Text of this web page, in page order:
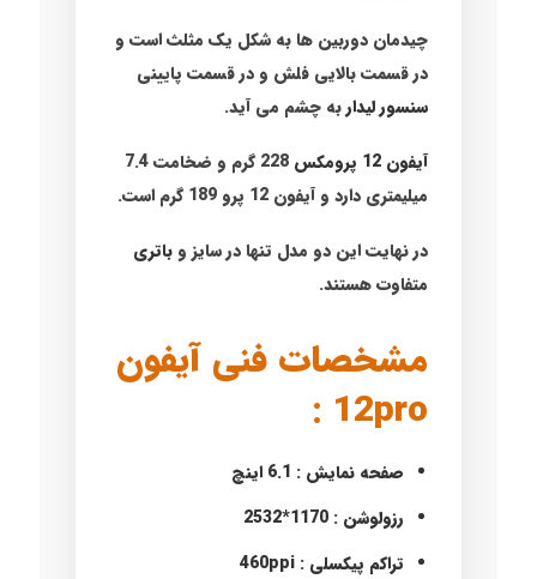
چیدمان دوربین ها به شکل یک مثلث است و
در قسمت بالایی فلش و در قسمت پایینی
سنسور لیداربه چشم می آید.
آیفون 12 پرومکس
228 گرم و ضخامت 7.4
میلیمتری دارد و آیفون 12 پرو 189 گرم است.
در نهایت این دو مدل تنها در سایز وباتری
متفاوت هستند.
مشخصات فنی آیفون
12pro :
صفحه نمایش : 6.1 اینچ
رزولوشن : 1170*2532
تراکم پیکسلی : 460ppi